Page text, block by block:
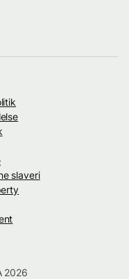
slaveri
2026